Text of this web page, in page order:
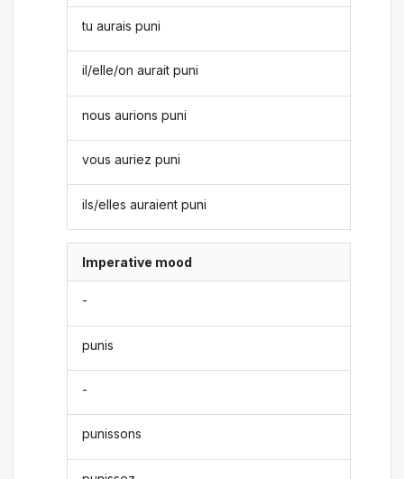
tu aurais puni
il/elle/on aurait puni
nous aurions puni
vous auriez puni
ils/elles auraient puni
Imperative mood
-
punis
-
punissons